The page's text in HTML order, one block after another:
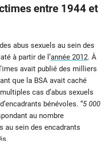
entre 1944 et
abus sexuels au sein des
à partir de l’année 2012. À
avait publié des milliers
que la BSA avait caché
cas d’abus sexuels
bénévoles. “5 000
au nombre
au sein des encadrants